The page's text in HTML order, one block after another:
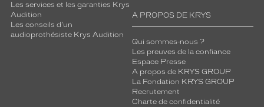
Les services et les garanties Krys
Audition
Les conseils d'un
audioprothésiste Krys Audition
A PROPOS DE KRYS
Qui sommes-nous ?
Les preuves de la confiance
Espace Presse
A propos de KRYS GROUP
La Fondation KRYS GROUP
Recrutement
Charte de confidentialité